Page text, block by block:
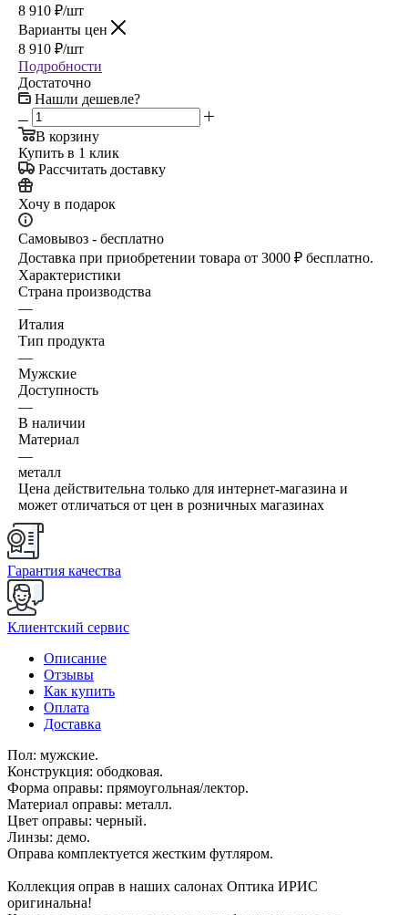
8 910 ₽/шт
Варианты цен
8 910 ₽/шт
Подробности
Достаточно
Нашли дешевле?
В корзину
Купить в 1 клик
Рассчитать доставку
Хочу в подарок
Самовывоз - бесплатно
Доставка при приобретении товара от 3000 ₽ бесплатно.
Характеристики
Страна производства
—
Италия
Тип продукта
—
Мужские
Доступность
—
В наличии
Материал
—
металл
Цена действительна только для интернет-магазина и
может отличаться от цен в розничных магазинах
Гарантия качества
Клиентский сервис
Описание
Отзывы
Как купить
Оплата
Доставка
Пол: мужские.
Конструкция: ободковая.
Форма оправы: прямоугольная/лектор.
Материал оправы: металл.
Цвет оправы: черный.
Линзы: демо.
Оправа комплектуется жестким футляром.
Коллекция оправ в наших салонах Оптика ИРИС
оригинальна!